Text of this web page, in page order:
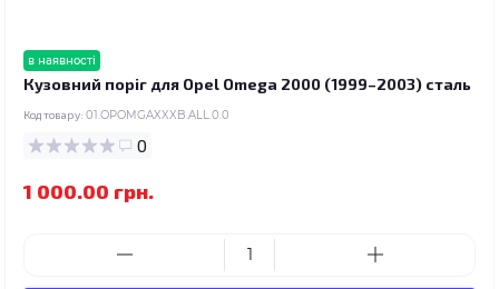
в наявності
Кузовний поріг для Opel Omega 2000 (1999–2003) сталь
Код товару: 01.OPOMGAXXXB.ALL.0.0
0
1 000.00 грн.